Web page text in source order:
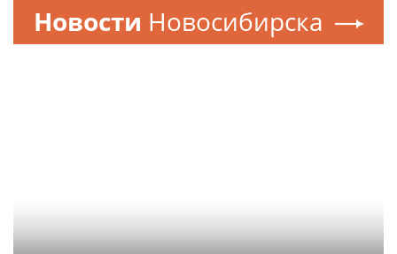
Новости Новосибирска